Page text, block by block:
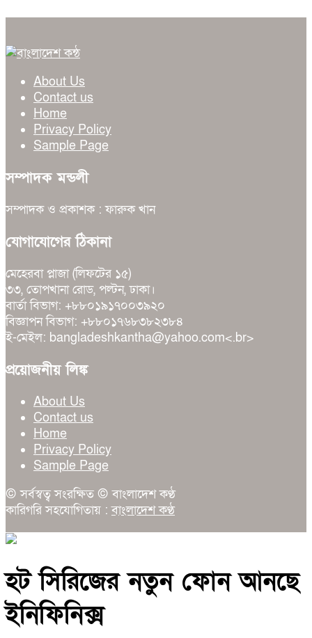
About Us
Contact us
Home
Privacy Policy
Sample Page
সম্পাদক মন্ডলী
সম্পাদক ও প্রকাশক : ফারুক খান
যোগাযোগের ঠিকানা
মেহেরবা প্লাজা (লিফটের ১৫)
৩৩, তোপখানা রোড, পল্টন, ঢাকা।
বার্তা বিভাগ: +৮৮০১৯১৭০০৩৯২০
বিজ্ঞাপন বিভাগ: +৮৮০১৭৬৮৩৮২৩৮৪
ই-মেইল: bangladeshkantha@yahoo.com<.br>
প্রয়োজনীয় লিঙ্ক
About Us
Contact us
Home
Privacy Policy
Sample Page
© সর্বস্বত্ব সংরক্ষিত © বাংলাদেশ কণ্ঠ
কারিগরি সহযোগিতায় :বাংলাদেশ কণ্ঠ
হট সিরিজের নতুন ফোন আনছে
ইনিফিনিক্স